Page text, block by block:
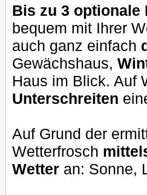
Bis zu 3 optionale
bequem mit Ihrer
auch ganz einfach
Gewächshaus,
Haus im Blick. Auf
Unterschreiten
Auf Grund der
Wetterfrosch
Wetter an: Sonne,